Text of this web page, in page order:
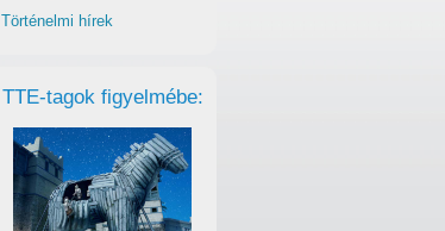
Történelmi hírek
TTE-tagok figyelmébe: